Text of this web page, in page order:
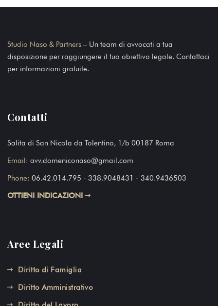
Studio Naso & Partners – Un team di avvocati a tua
disposizione per raggiungere il tuo obiettivo legale. Contattaci
per informazioni gratuite.
Contatti
Salita di San Nicola da Tolentino, 1/b 00187 Roma
Email: avv.domeniconaso@gmail.com
Phone: 06.42.014.795 - 338.9048431 - 340.9436503
OTTIENI INDICAZIONI
Aree Legali
Diritto di Famiglia
Diritto Amministrativo